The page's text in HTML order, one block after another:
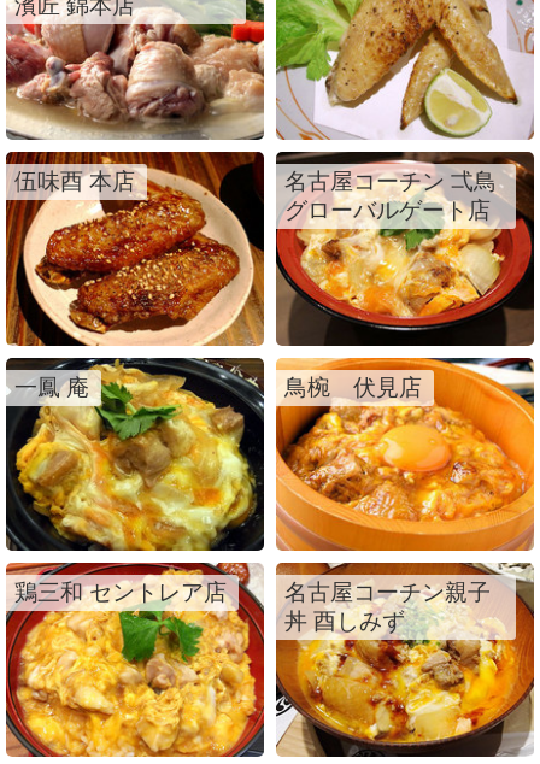
伍味酉 本店
名古屋コーチン 弌鳥
グローバルゲート店
一鳳 庵 鳥椀 伏見店
鶏三和 セントレア店
名古屋コーチン親子
丼 酉しみず